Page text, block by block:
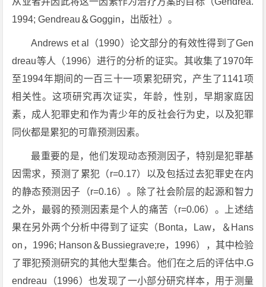
1994; Gendreau＆Goggin，出版社）。
Andrews et al（1990）论文部分的有效性得到了Gen
dreau等人（1996）进行的分析的证实。其收集了1970年
至1994年期间的一百三十一项累犯研究，产生了1141项
相关性。这项研究再次证实，年龄，性别，早期家庭因
素，成人犯罪史和作为青少年的反社会行为史，以及犯罪
同伙都是累犯的可靠预测因素。
最重要的是，他们发现动态预测因子，特别是犯罪基
因需求，预测了累犯（r=0.17）以及包括过去犯罪史在内
的静态预测因子（r=0.16）。除了社会阶层的起源和智力
之外，最弱的预测因素是个人的痛苦（r=0.06）。上述结
果在另外两个分析中得到了证实（Bonta，Law，＆Hans
on，1996; Hanson＆Bussiegrave;re，1996），其中检验
了罪犯预测研究的其他大型集合。他们在之后的评估中.G
endreau（1996）也发现了一小部分研究样本，用于测量